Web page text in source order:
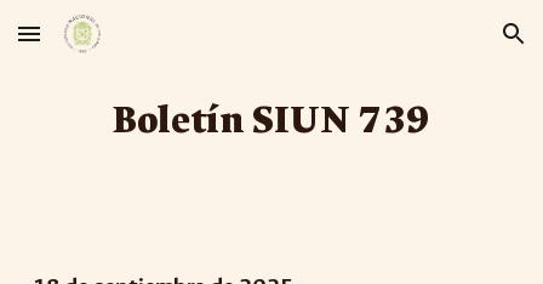
Skip to main content Skip to navigation
Boletín SIUN 739